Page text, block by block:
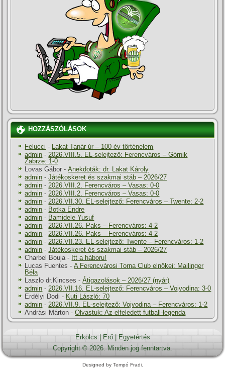
HOZZÁSZÓLÁSOK
Felucci - Lakat Tanár úr – 100 év történelem
admin -2026.VIII.5. EL-selejtező: Ferencváros – Górnik
Zabrze: 1-0
Lovas Gábor -Anekdoták: dr. Lakat Károly
admin -Játékoskeret és szakmai stáb – 2026/27
admin -2026.VIII.2. Ferencváros – Vasas: 0-0
admin -2026.VIII.2. Ferencváros – Vasas: 0-0
admin -2026.VII.30. EL-selejtező: Ferencváros – Twente: 2-2
admin - Botka Endre
admin - Bamidele Yusuf
admin -2026.VII.26. Paks – Ferencváros: 4-2
admin -2026.VII.26. Paks – Ferencváros: 4-2
admin -2026.VII.23. EL-selejtező: Twente – Ferencváros: 1-2
admin -Játékoskeret és szakmai stáb – 2026/27
Charbel Bouja- Itt a háboru!
Lucas Fuentes -A Ferencvárosi Torna Club elnökei: Mailinger
Béla
Laszlo dr.Kincses -Átigazolások – 2026/27 (nyár)
admin -2026.VII.16. EL-selejtező: Ferencváros – Vojvodina: 3-0
Erdélyi Dodi - Kuti László: 70
admin -2026.VII.9. EL-selejtező: Vojvodina – Ferencváros: 1-2
Andrási Márton -Olvastuk: Az elfeledett futball-legenda
Erkölcs Erő|
Egyetértés
Copyright © 2026. Minden jog fenntartva.
Designed by Tempó Fradi.